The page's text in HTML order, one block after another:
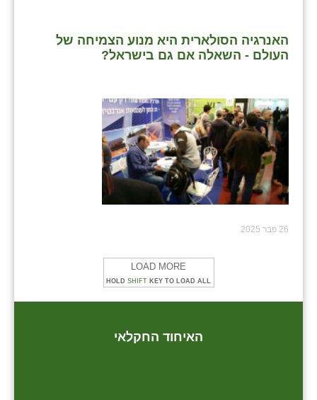
האנרגיה הסולארית היא מנוע הצמיחה של
העולם - השאלה אם גם בישראל?
26 פבר 2025
LOAD MORE
HOLD SHIFT KEY TO LOAD ALL
האיחוד החקלאי